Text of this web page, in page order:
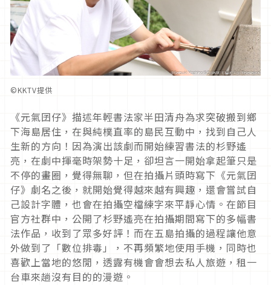
©︎KKTV提供
《元氣囝仔》描述年輕書法家半田清舟為求突破搬到鄉
下海島居住，在與純樸直率的島民互動中，找到自己人
生新的方向！因為演出該劇而開始練習書法的杉野遙
亮，在劇中揮毫時架勢十足，卻坦言一開始拿起筆只是
不停的畫圈，覺得無聊，但在拍攝片頭時寫下《元氣囝
仔》劇名之後，就開始覺得越來越有興趣，還會嘗試自
己設計字體，也會在拍攝空檔練字來平靜心情。在節目
官方社群中，公開了杉野遙亮在拍攝期間寫下的多幅書
法作品，收到了眾多好評！而在五島拍攝的過程讓他意
外做到了「數位排毒」，不再頻繁地使用手機，同時也
喜歡上當地的悠閒，透露有機會會想去私人旅遊，租一
台車來趟沒有目的的漫遊。